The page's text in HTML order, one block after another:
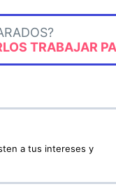
TRABAJAR
a tus intereses y